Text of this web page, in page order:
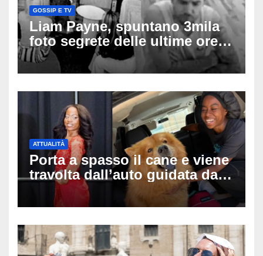
GOSSIP E TV
Liam Payne, spuntano 3mila
foto segrete delle ultime ore:
cosa è successo prima della
tragica caduta dall’hotel
ATTUALITÀ
Porta a spasso il cane e viene
travolta dall’auto guidata da
due bambini di 4 e 6 anni: l’ex
miss Kiara Bowling lotta tra la